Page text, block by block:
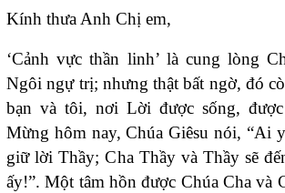
Kính thưa Anh Chị em,
‘Cảnh vực thần linh’ là cung lòng
Ngôi ngự trị; nhưng thật bất ngờ, đó
bạn và tôi, nơi Lời được sống,
Mừng hôm nay, Chúa Giêsu nói, “Ai
giữ lời Thầy; Cha Thầy và Thầy sẽ
ấy!”. Một tâm hồn được Chúa Cha và